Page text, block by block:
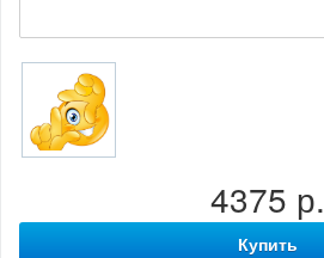
4375 р.
Купить